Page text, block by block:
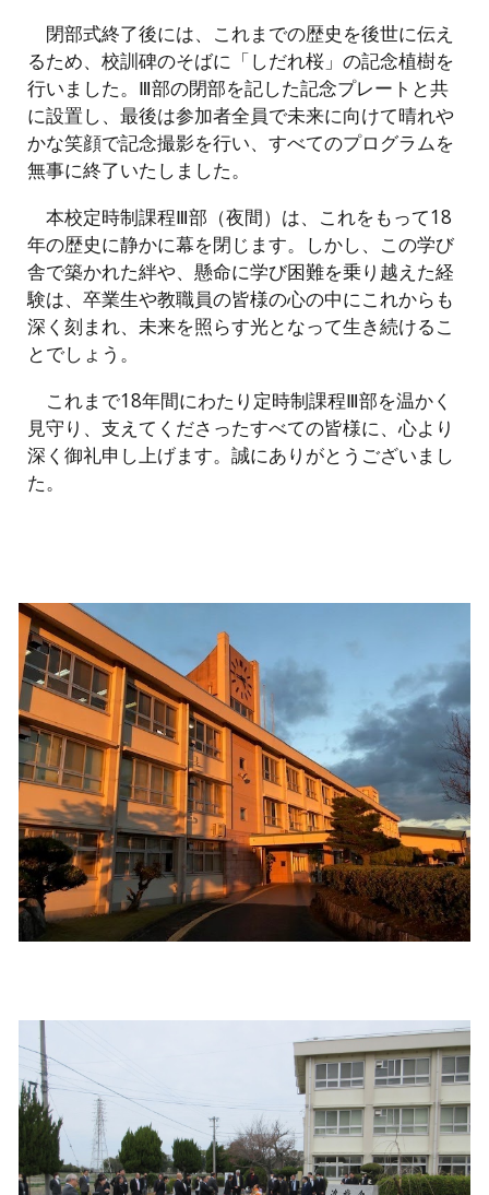
閉部式終了後には、これまでの歴史を後世に伝え
るため、校訓碑のそばに「しだれ桜」の記念植樹を
行いました。Ⅲ部の閉部を記した記念プレートと共
に設置し、最後は参加者全員で未来に向けて晴れや
かな笑顔で記念撮影を行い、すべてのプログラムを
無事に終了いたしました。
本校定時制課程Ⅲ部（夜間）は、これをもって18
年の歴史に静かに幕を閉じます。しかし、この学び
舎で築かれた絆や、懸命に学び困難を乗り越えた経
験は、卒業生や教職員の皆様の心の中にこれからも
深く刻まれ、未来を照らす光となって生き続けるこ
とでしょう。
これまで18年間にわたり定時制課程Ⅲ部を温かく
見守り、支えてくださったすべての皆様に、心より
深く御礼申し上げます。誠にありがとうございまし
た。